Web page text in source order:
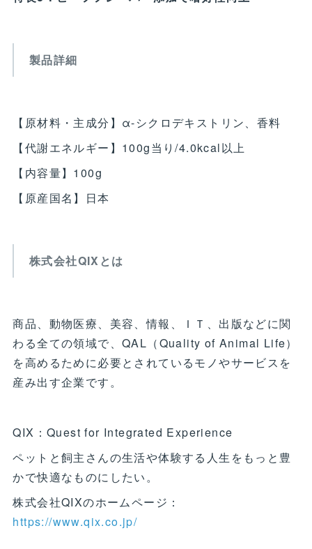
製品詳細
【原材料・主成分】α-シクロデキストリン、香料
【代謝エネルギー】100g当り/4.0kcal以上
【内容量】100g
【原産国名】日本
株式会社QIXとは
商品、動物医療、美容、情報、ＩＴ、出版などに関
わる全ての領域で、QAL（Quality of Animal Life）
を高めるために必要とされているモノやサービスを
産み出す企業です。
QIX：Quest for Integrated Experience
ペットと飼主さんの生活や体験する人生をもっと豊
かで快適なものにしたい。
株式会社QIXのホームページ：
https://www.qix.co.jp/